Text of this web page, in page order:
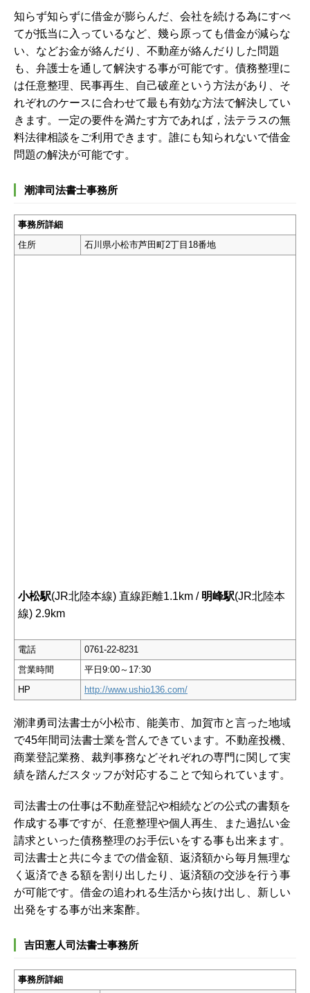
知らず知らずに借金が膨らんだ、会社を続ける為にすべ
てが抵当に入っているなど、幾ら原っても借金が減らな
い、などお金が絡んだり、不動産が絡んだりした問題
も、弁護士を通して解決する事が可能です。債務整理に
は任意整理、民事再生、自己破産という方法があり、そ
れぞれのケースに合わせて最も有効な方法で解決してい
きます。一定の要件を満たす方であれば，法テラスの無
料法律相談をご利用できます。誰にも知られないで借金
問題の解決が可能です。
潮津司法書士事務所
事務所詳細
住所
石川県小松市芦田町2丁目18番地
小松駅(JR北陸本線) 直線距離1.1km / 明峰駅(JR北陸本
線) 2.9km
電話
0761-22-8231
営業時間
平日9:00～17:30
HP
http://www.ushio136.com/
潮津勇司法書士が小松市、能美市、加賀市と言った地域
で45年間司法書士業を営んできています。不動産投機、
商業登記業務、裁判事務などそれぞれの専門に関して実
績を踏んだスタッフが対応することで知られています。
司法書士の仕事は不動産登記や相続などの公式の書類を
作成する事ですが、任意整理や個人再生、また過払い金
請求といった債務整理のお手伝いをする事も出来ます。
司法書士と共に今までの借金額、返済額から毎月無理な
く返済できる額を割り出したり、返済額の交渉を行う事
が可能です。借金の追われる生活から抜け出し、新しい
出発をする事が出来案酢。
吉田憲人司法書士事務所
事務所詳細